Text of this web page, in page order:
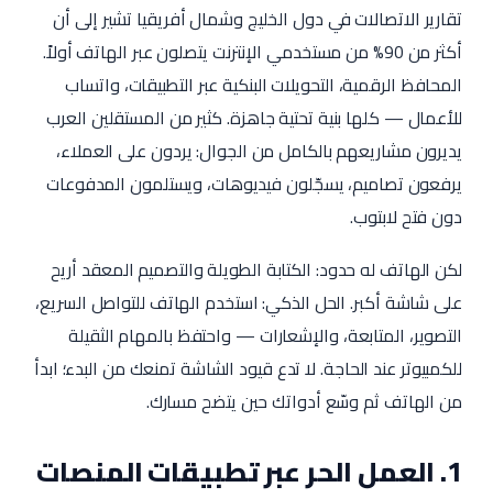
تقارير الاتصالات في دول الخليج وشمال أفريقيا تشير إلى أن
أكثر من 90% من مستخدمي الإنترنت يتصلون عبر الهاتف أولاً.
المحافظ الرقمية، التحويلات البنكية عبر التطبيقات، واتساب
للأعمال — كلها بنية تحتية جاهزة. كثير من المستقلين العرب
يديرون مشاريعهم بالكامل من الجوال: يردون على العملاء،
يرفعون تصاميم، يسجّلون فيديوهات، ويستلمون المدفوعات
دون فتح لابتوب.
لكن الهاتف له حدود: الكتابة الطويلة والتصميم المعقد أريح
على شاشة أكبر. الحل الذكي: استخدم الهاتف للتواصل السريع،
التصوير، المتابعة، والإشعارات — واحتفظ بالمهام الثقيلة
للكمبيوتر عند الحاجة. لا تدع قيود الشاشة تمنعك من البدء؛ ابدأ
من الهاتف ثم وسّع أدواتك حين يتضح مسارك.
1. العمل الحر عبر تطبيقات المنصات